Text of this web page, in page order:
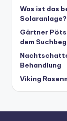
Was ist das
Solaranlage?
Gärtner
dem
Behandlung
Viking